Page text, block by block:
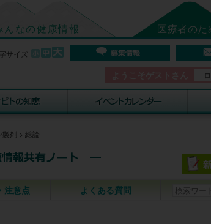
んなの健康情報 医療者のた
サイズ
剤 > 総論
注意点 よくある質問
Post